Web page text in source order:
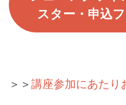
スター・申込
＞＞ 講座参加にあたり